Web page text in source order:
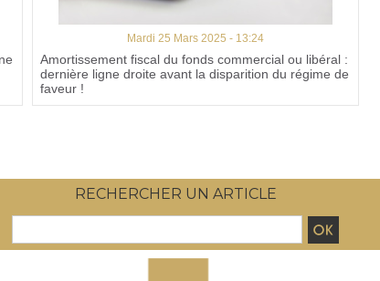
Mardi 25 Mars 2025 - 13:24
Amortissement fiscal du fonds commercial ou libéral :
dernière ligne droite avant la disparition du régime de
faveur !
RECHERCHER UN ARTICLE